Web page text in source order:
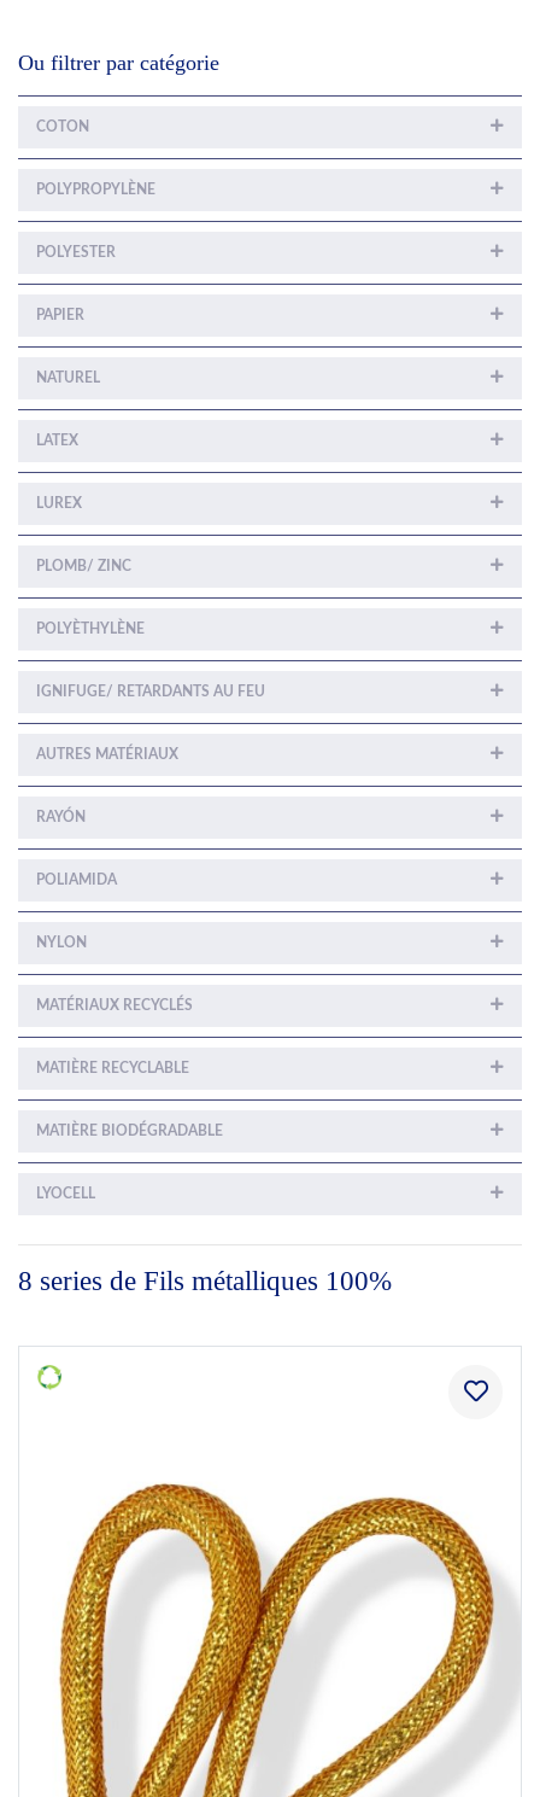
Ou filtrer par catégorie
COTON
POLYPROPYLÈNE
POLYESTER
PAPIER
NATUREL
LATEX
LUREX
PLOMB/ ZINC
POLYÈTHYLÈNE
IGNIFUGE/ RETARDANTS AU FEU
AUTRES MATÉRIAUX
RAYÓN
POLIAMIDA
NYLON
MATÉRIAUX RECYCLÉS
MATIÈRE RECYCLABLE
MATIÈRE BIODÉGRADABLE
LYOCELL
8 series de Fils métalliques 100%